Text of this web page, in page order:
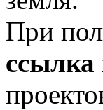
При
ссылка